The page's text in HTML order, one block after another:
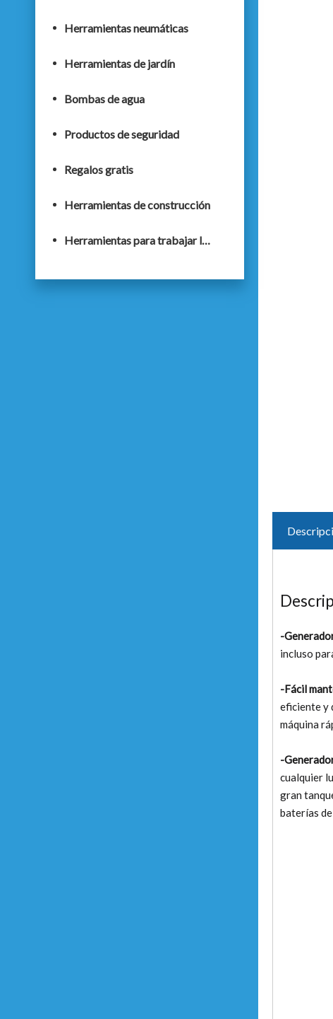
Herramientas neumáticas
Herramientas de jardín
Bombas de agua
Productos de seguridad
Regalos gratis
Herramientas de construcción
Herramientas para trabajar la madera
-
incluso
-Fácil
eficiente y
máquina
-
cualquier
gran
baterías